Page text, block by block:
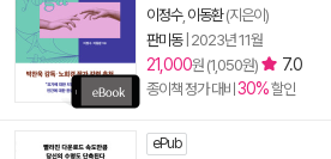
이정수, 이동환(지은이)
판미동| 2023년 11월
21,000원 (1,050원) 7.0
종이책 정가 대비 30%할인
ePub